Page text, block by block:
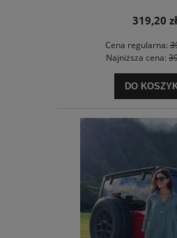
319,20 zł
Cena regularna:
Najniższa cena:
DO